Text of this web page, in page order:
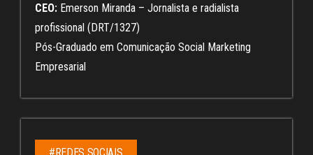
CEO: Emerson Miranda – Jornalista e radialista
profissional (DRT/1327)
Pós-Graduado em Comunicação Social Marketing
Empresarial